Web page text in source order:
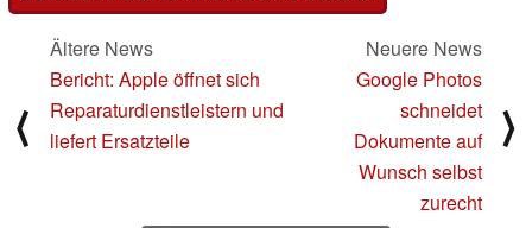
⟨
Ältere News
Bericht: Apple öffnet sich
Reparaturdienstleistern und
liefert Ersatzteile
Neuere News
Google Photos
schneidet
Dokumente auf
Wunsch selbst
zurecht
⟩